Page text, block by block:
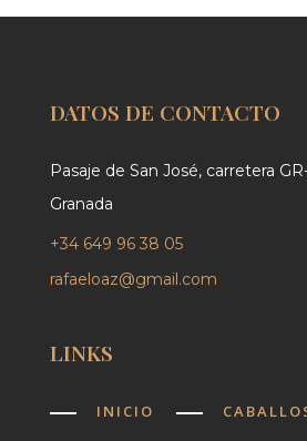
DATOS DE CONTACTO
Pasaje de San José, carretera
Granada
+34 649 96 38 05
rafaeloaz@gmail.com
LINKS
INICIO